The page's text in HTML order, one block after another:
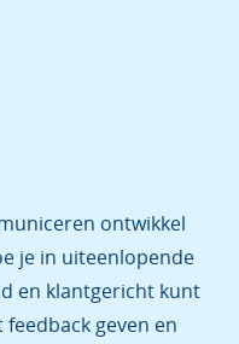
ontwikkel
je in uiteenlopende
en klantgericht kunt
geven en